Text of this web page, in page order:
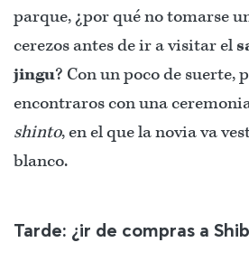
parque, ¿por qué no tomarse
cerezos antes de ir a visitar el
jingu? Con un poco de suerte,
encontraros con una
shinto, en el que la novia va
blanco.
Tarde: ¿ir de compras a